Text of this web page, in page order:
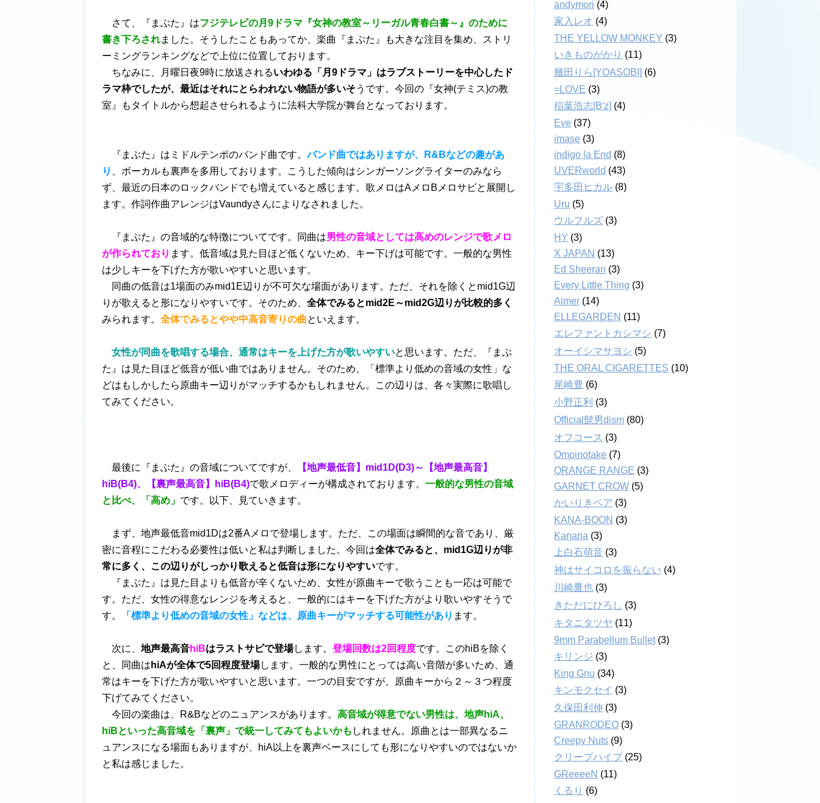
さて、『まぶた』はフジテレビの月9ドラマ『女神の教室～リーガル青春白書～』のために
書き下ろされました。そうしたこともあってか、楽曲『まぶた』も大きな注目を集め、ストリ
ーミングランキングなどで上位に位置しております。
ちなみに、月曜日夜9時に放送されるいわゆる「月9ドラマ」はラブストーリーを中心したド
ラマ枠でしたが、最近はそれにとらわれない物語が多いそうです。今回の『女神(テミス)の教
室』もタイトルから想起させられるように法科大学院が舞台となっております。
『まぶた』はミドルテンポのバンド曲です。バンド曲ではありますが、R&Bなどの趣があ
り
、ボーカルも裏声を多用しております。こうした傾向はシンガーソングライターのみなら
ず、最近の日本のロックバンドでも増えていると感じます。歌メロはAメロBメロサビと展開し
ます。作詞作曲アレンジはVaundyさんによりなされました。
『まぶた』の音域的な特徴についてです。同曲は男性の音域としては高めのレンジで歌メロ
が作られており ます。低音域は見た目ほど低くないため、キー下げは可能です。一般的な男性
は少しキーを下げた方が歌いやすいと思います。
同曲の低音は1場面のみmid1E辺りが不可欠な場面があります。ただ、それを除くとmid1G辺
りが歌えると形になりやすいです。そのため、 全体でみるとmid2E～mid2G辺りが比較的多く
みられます。 全体でみるとやや中高音寄りの曲といえます。
女性が同曲を歌唱する場合、通常はキーを上げた方が歌いやすいと思います。ただ、『まぶ
た』は見た目ほど低音が低い曲ではありません。そのため、「標準より低めの音域の女性」な
どはもしかしたら原曲キー辺りがマッチするかもしれません。この辺りは、各々実際に歌唱し
てみてください。
最後に『まぶた』の音域についてですが、
【地声最低音】mid1D(D3)～【地声最高音】
hiB(B4)、【裏声最高音】hiB(B4)で歌メロディーが構成されております。 一般的な男性の音域
と比べ、「高め」 です。以下、見ていきます。
まず、地声最低音mid1Dは2番Aメロで登場します。ただ、この場面は瞬間的な音であり、厳
密に音程にこだわる必要性は低いと私は判断しました。今回は全体でみると、mid1G辺りが非
常に多く、この辺りがしっかり歌えると低音は形になりやすいです。
『まぶた』は見た目よりも低音が辛くないため、女性が原曲キーで歌うことも一応は可能で
す。ただ、女性の得意なレンジを考えると、一般的にはキーを下げた方がより歌いやすそうで
す。
「標準より低めの音域の女性」などは、原曲キーがマッチする可能性があり ます。
次に、 地声最高音hiBはラストサビで登場します。 登場回数は2回程度です。このhiBを除く
と、同曲は hiAが全体で5回程度登場します。一般的な男性にとっては高い音階が多いため、通
常はキーを下げた方が歌いやすいと思います。一つの目安ですが、原曲キーから２～３つ程度
下げてみてください。
今回の楽曲は、R&Bなどのニュアンスがあります。 高音域が得意でない男性は、地声hiA、
hiBといった高音域を「裏声」で統一してみてもよいかも しれません。原曲とは一部異なるニ
ュアンスになる場面もありますが、hiA以上を裏声ベースにしても形になりやすいのではないか
と私は感じました。
andymori (4)
家入レオ (4)
THE YELLOW MONKEY (3)
いきものがかり (11)
幾田りら[YOASOBI] (6)
=LOVE (3)
稲葉浩志[B'z] (4)
Eve (37)
imase (3)
indigo la End (8)
UVERworld (43)
宇多田ヒカル (8)
Uru (5)
ウルフルズ (3)
HY (3)
X JAPAN (13)
Ed Sheeran (3)
Every Little Thing (3)
Aimer (14)
ELLEGARDEN (11)
エレファントカシマシ (7)
オーイシマサヨシ (5)
THE ORAL CIGARETTES (10)
尾崎豊 (6)
小野正利 (3)
Official髭男dism (80)
オフコース (3)
Omoinotake (7)
ORANGE RANGE (3)
GARNET CROW (5)
かいりきベア (3)
KANA-BOON (3)
Kanaria (3)
上白石萌音 (3)
神はサイコロを振らない (4)
川崎鷹也 (3)
きただにひろし (3)
キタニタツヤ (11)
9mm Parabellum Bullet(3)
キリンジ (3)
King Gnu (34)
キンモクセイ (3)
久保田利伸 (3)
GRANRODEO (3)
Creepy Nuts (9)
クリープハイプ(25)
GReeeeN (11)
くるり (6)